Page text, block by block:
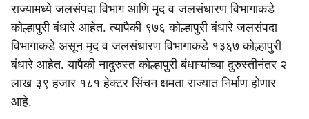
राज्यामध्ये जलसंपदा विभाग आणि मृद व जलसंधारण विभागाकडे
कोल्हापुरी बंधारे आहेत. त्यापैकी ९७६ कोल्हापुरी बंधारे जलसंपदा
विभागाकडे असून मृद व जलसंधारण विभागाकडे १३६७ कोल्हापुरी
बंधारे आहेत. यापैकी नादुरुस्त कोल्हापुरी बंधाऱ्यांच्या दुरुस्तीनंतर २
लाख ३९ हजार १८१ हेक्टर सिंचन क्षमता राज्यात निर्माण होणार
आहे.